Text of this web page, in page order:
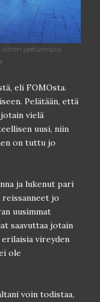
sitten jaetuimpia
eli FOMOsta.
Pelätään, että
vielä
uusi, niin
on tuttu jo
ja lukenut pari
reissanneet jo
uusimmat
saavuttaa jotain
vireyden
ole
voin todistaa,